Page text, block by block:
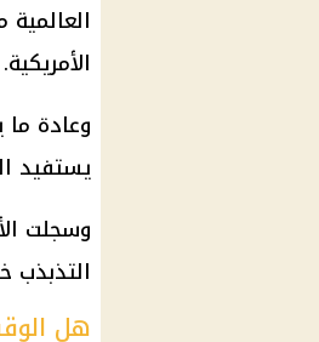
الأمريكية.
وعادة
يستفيد
وسجلت
التذبذب
هل